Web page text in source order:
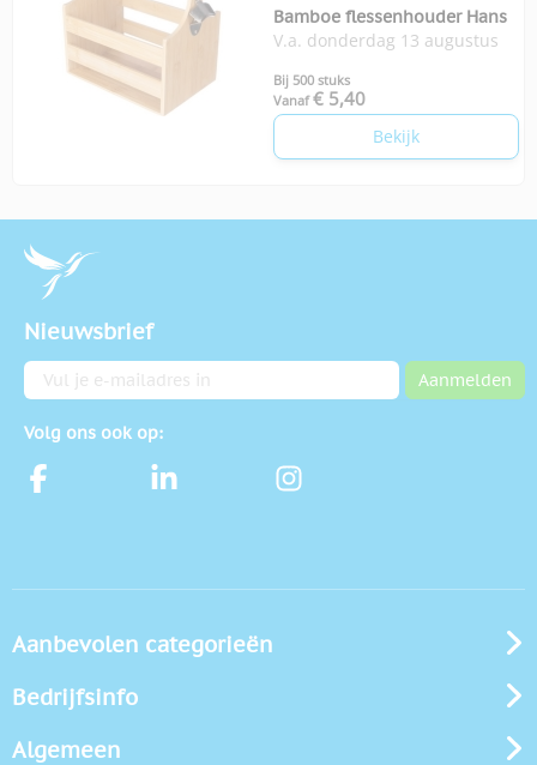
Bamboe flessenhouder Hans
V.a. donderdag 13 augustus
Bij 500 stuks
Vanaf € 5,40
Bekijk
Nieuwsbrief
E-mailadres Aanmelden
Volg ons ook op:
Aanbevolen categorieën
Bedrijfsinfo
Algemeen